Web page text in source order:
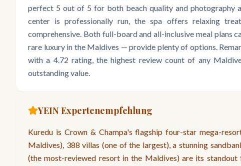
perfect 5 out of 5 for both beach quality and photography
center is professionally run, the spa offers relaxing
comprehensive. Both full-board and all-inclusive meal plans
rare luxury in the Maldives — provide plenty of options.
with a 4.72 rating, the highest review count of any
outstanding value.
YEIN Expertenempfehlung
Kuredu is Crown & Champa's flagship four-star mega-
Maldives), 388 villas (one of the largest), a stunning
(the most-reviewed resort in the Maldives) are its